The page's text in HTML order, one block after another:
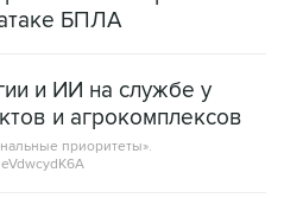
и ИИ на службе у
приоритеты».
1 июля 2027 года